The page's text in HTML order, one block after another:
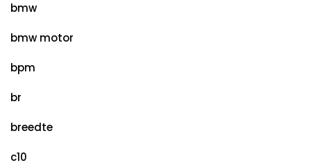
bmw
bmw motor
bpm
br
breedte
c10